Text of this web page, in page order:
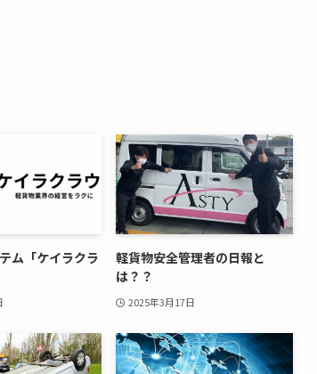
ム「ケイラクラ
軽貨物安全管理者の日報と
は？？
2025年3月17日